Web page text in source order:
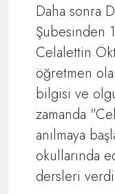
Daha sonra
Şubesinden
Celalettin
öğretmen
bilgisi ve
zamanda
anılmaya
okullarında
dersleri